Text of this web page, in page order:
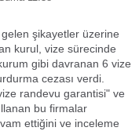
şikayetler üzerine
kurul, vize sürecinde
gibi davranan 6 vize
cezası verdi.
randevu garantisi" ve
bu firmalar
ettiğini ve inceleme